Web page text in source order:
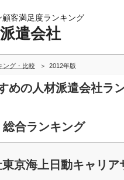
顧客満足度ランキング
遣会社
ング・比較 2012年版
めの人材派遣会社ラ
総合ランキング
京海上日動キャリア